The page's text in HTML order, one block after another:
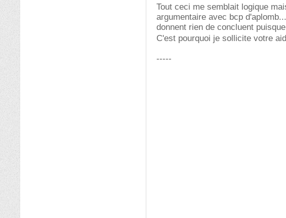
Tout ceci me semblait logique
argumentaire avec bcp
donnent rien de concluent
C'est pourquoi je sollicite votre
-----